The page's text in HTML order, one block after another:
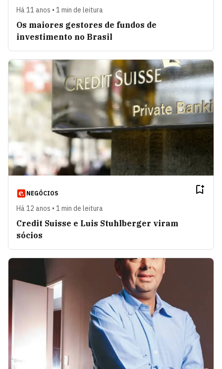
Há 11 anos • 1 min de leitura
Os maiores gestores de fundos de
investimento no Brasil
NEGÓCIOS
Há 12 anos • 1 min de leitura
Credit Suisse e Luis Stuhlberger viram
sócios